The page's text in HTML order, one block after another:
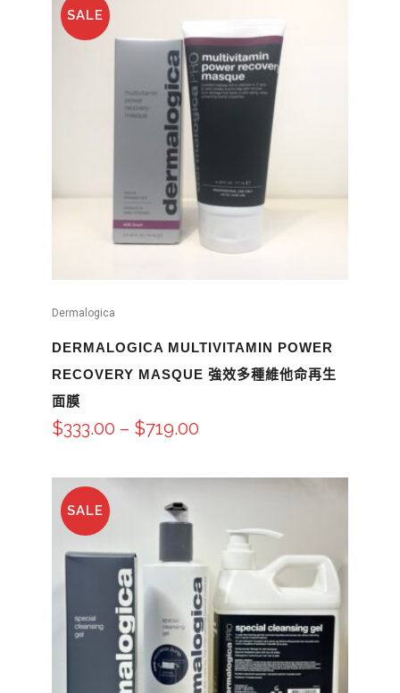
SALE
Dermalogica
DERMALOGICA MULTIVITAMIN POWER
RECOVERY MASQUE 強效多種維他命再生
面膜
$333.00 – $719.00
SALE